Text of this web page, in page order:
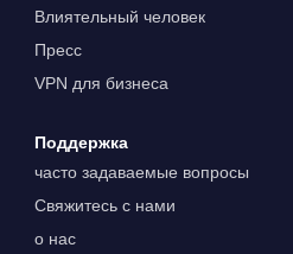
Влиятельный человек
Пресс
VPN для бизнеса
Поддержка
часто задаваемые вопросы
Свяжитесь с нами
о нас